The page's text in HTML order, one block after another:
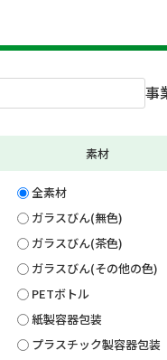
事
素材
全素材
ガラスびん(無色)
ガラスびん(茶色)
ガラスびん(その他の色)
PETボトル
紙製容器包装
プラスチック製容器包装